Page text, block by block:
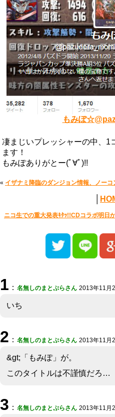
もみぽ
凄まじいプレッシャーの中、1
ます！
もみぽありがとー(ﾟ∀ﾟ)!!
« イザナミ降臨のダンジョン情報、ノー
ニコ生での重大発表ｷﾀｯ!!CDコラボ明日
1 ： 名無しのまとぷらさん 2013年11月
いち
2 ： 名無しのまとぷらさん 2013年11月
&gt;「もみぽ」が。
このタイトルは不謹慎だろ…
3 ： 名無しのまとぷらさん 2013年11月